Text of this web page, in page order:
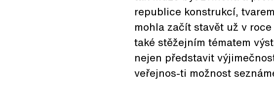
republice konstrukcí,
mohla začít stavět už v
také stěžejním tématem
nejen představit
veřejnos-ti možnost